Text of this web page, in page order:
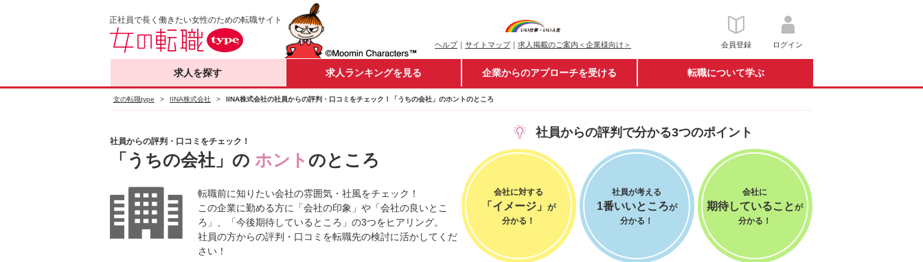
正社員で長く働きたい女性のための転職サイト
ヘルプ｜ サイトマップ｜ 求人掲載のご案内＜企業様向け＞ 会員登録 ログイン
求人を探す 求人ランキングを見る 企業からのアプローチを受ける 転職について学ぶ
女の転職type > IINA株式会社 > IINA株式会社の社員からの評判・口コミをチェック！「うちの会社」のホントのところ
社員からの評判・口コミをチェック！
「うちの会社」の ホント のところ
転職前に知りたい会社の雰囲気・社風をチェック！
この企業に勤める方に「会社の印象」や「会社の良いとこ
ろ」、「今後期待しているところ」の3つをヒアリング。
社員の方からの評判・口コミを転職先の検討に活かしてくだ
さい！
社員からの評判で分かる3つのポイント
会社に対する
「イメージ」
が
分かる！
社員が考える
1番いいところが
分かる！
会社に
期待していることが
分かる！